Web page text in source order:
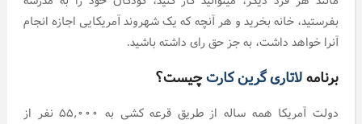
بفرستید، خانه بخرید و هر آنچه که یک شهروند آمریکایی اجازه انجام
آنرا خواهد داشت، به جز حق رای داشته باشید.
برنامهلاتاری گرین کارتچیست؟
دولت آمریکا همه ساله از طریق قرعه کشی به ۵۵,۰۰۰ نفر از